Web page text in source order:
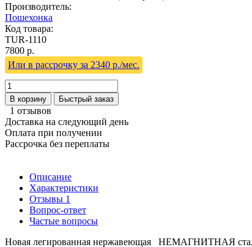
Производитель:
Пошехонка
Код товара:
TUR-1110
7800 р.
Или в рассрочку за 2340 р./мес.
В корзину Быстрый заказ
1 отзывов
Доставка на следующий день
Оплата при получении
Рассрочка без переплаты
Описание
Характеристики
Отзывы 1
Вопрос-ответ
Частые вопросы
Новая легированная нержавеющая НЕМАГНИТНАЯ